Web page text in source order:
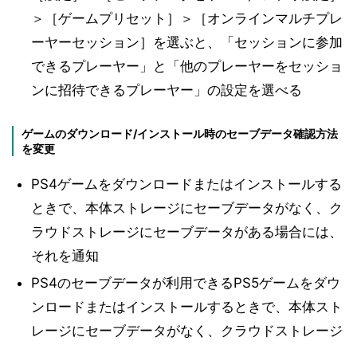
＞［ゲームプリセット］＞［オンラインマルチプレ
ーヤーセッション］を選ぶと、「セッションに参加
できるプレーヤー」と「他のプレーヤーをセッショ
ンに招待できるプレーヤー」の設定を選べる
ゲームのダウンロード/インストール時のセーブデータ確認方法
を変更
PS4ゲームをダウンロードまたはインストールする
ときで、本体ストレージにセーブデータがなく、ク
ラウドストレージにセーブデータがある場合には、
それを通知
PS4のセーブデータが利用できるPS5ゲームをダウ
ンロードまたはインストールするときで、本体スト
レージにセーブデータがなく、クラウドストレージ